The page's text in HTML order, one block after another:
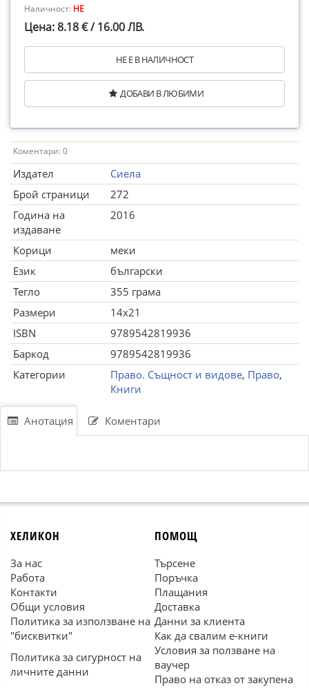
Наличност: НЕ
Цена: 8.18 € / 16.00 ЛВ.
НЕ Е В НАЛИЧНОСТ
ДОБАВИ В ЛЮБИМИ
Коментари: 0
Издател
Сиела
Брой страници
272
Година на
издаване
2016
Корици
меки
Език
български
Тегло
355 грама
Размери
14x21
ISBN
9789542819936
Баркод
9789542819936
Категории
Право. Същност и видове, Право,
Книги
Анотация Коментари
ХЕЛИКОН
За нас
Работа
Контакти
Общи условия
Политика за използване на
"бисквитки"
Политика за сигурност на
личните данни
ПОМОЩ
Търсене
Поръчка
Плащания
Доставка
Данни за клиента
Как да свалим е-книги
Условия за ползване на
ваучер
Право на отказ от закупена